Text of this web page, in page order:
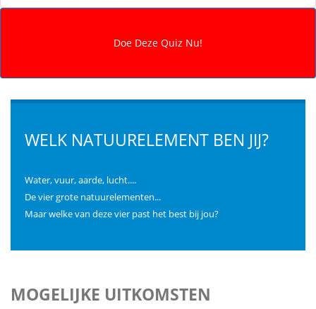
WELK NATUURELEMENT BEN JIJ?
Water, vuur, aarde, lucht....
De vier grote natuurelementen...
Maar welke van deze vier past het best bij jou?
MOGELIJKE UITKOMSTEN